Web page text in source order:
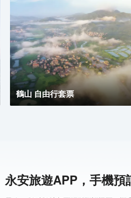
鶴山 自由行套票
永安旅遊APP，手機預